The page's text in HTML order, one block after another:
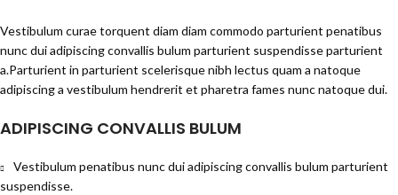
Vestibulum curae torquent diam diam commodo parturient penatibus
nunc dui adipiscing convallis bulum parturient suspendisse parturient
a.Parturient in parturient scelerisque nibh lectus quam a natoque
adipiscing a vestibulum hendrerit et pharetra fames nunc natoque dui.
ADIPISCING CONVALLIS BULUM
Vestibulum penatibus nunc dui adipiscing convallis bulum parturient
suspendisse.